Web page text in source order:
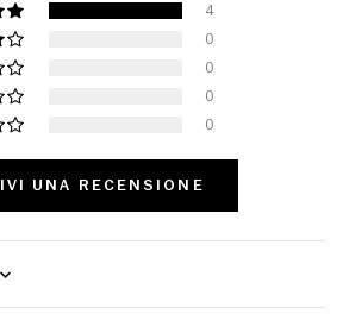
4
0
0
0
0
UNA RECENSIONE